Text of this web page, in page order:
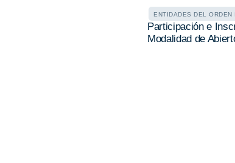
ENTIDADES DEL ORDEN
Participación e
Modalidad de